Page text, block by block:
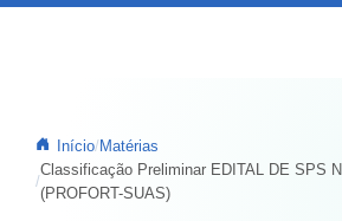
Início Matérias
Classificação Preliminar EDITAL DE SPS
(PROFORT-SUAS)